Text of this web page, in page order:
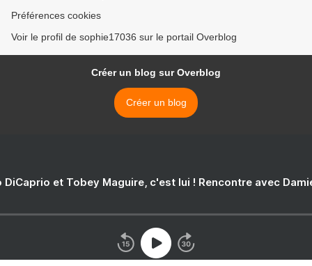
Préférences cookies
Voir le profil de sophie17036 sur le portail Overblog
Créer un blog sur Overblog
Créer un blog
DiCaprio et Tobey Maguire, c'est lui ! Rencontre avec